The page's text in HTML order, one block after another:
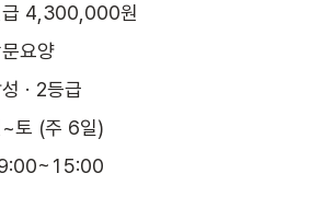
급 4,300,000원
요양
· 2등급
토 (주 6일)